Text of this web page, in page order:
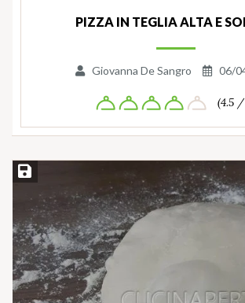
PIZZA IN TEGLIA ALTA E
Giovanna De Sangro 06/
(4.5
Salva ricetta